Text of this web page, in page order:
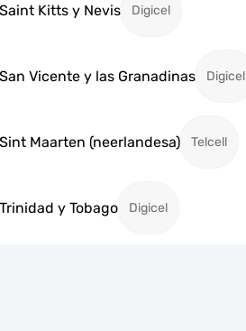
Saint Kitts y Nevis Digicel
San Vicente y las Granadinas Digicel
Sint Maarten (neerlandesa) Telcell
Trinidad y Tobago Digicel